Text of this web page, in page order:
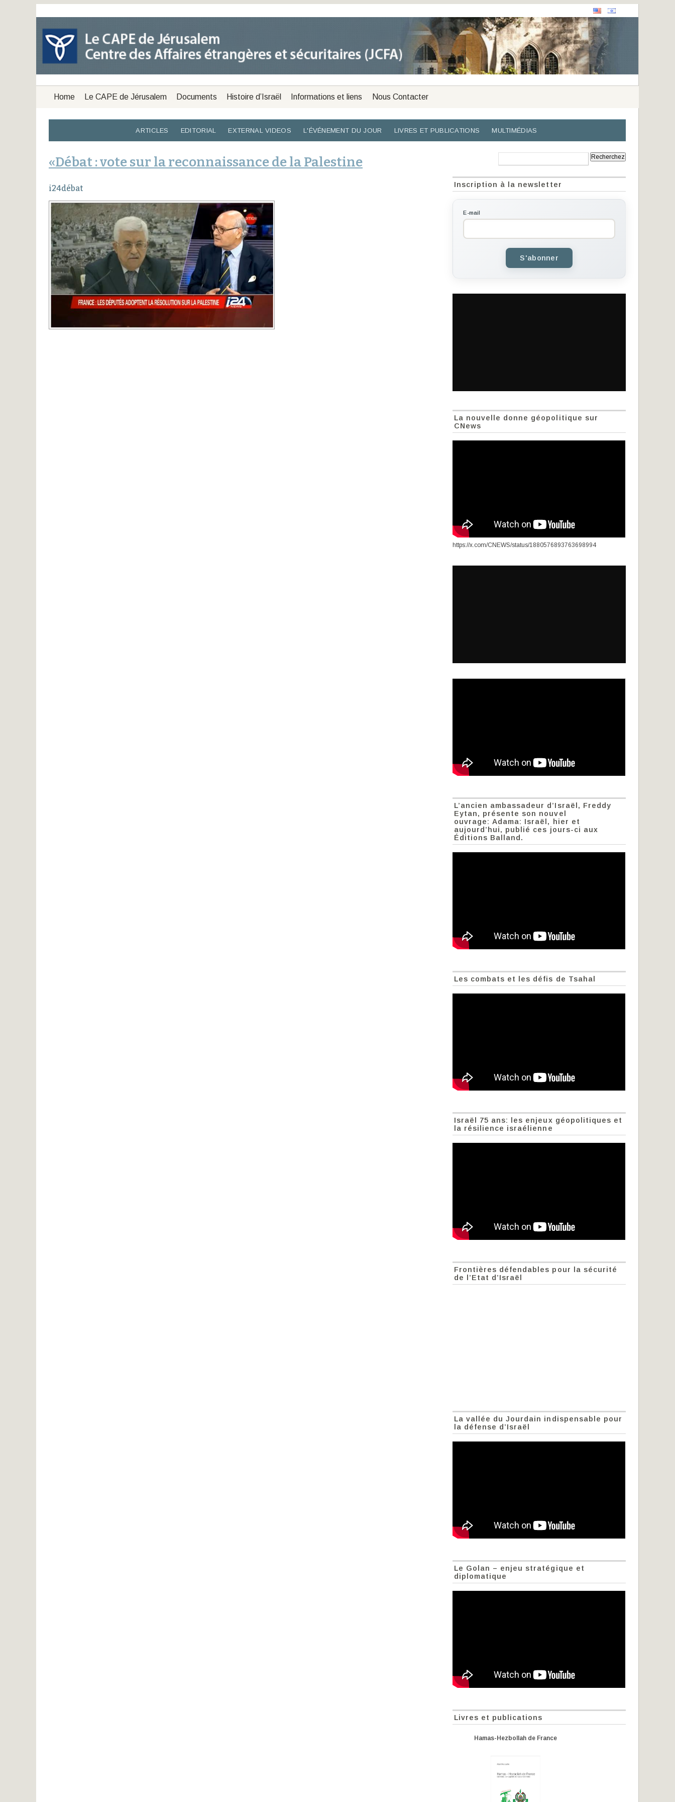
Home Le CAPE de Jérusalem Documents Histoire d’Israël Informations et liens Nous Contacter
ARTICLES EDITORIAL EXTERNAL VIDEOS L'ÉVÉNEMENT DU JOUR LIVRES ET PUBLICATIONS MULTIMÉDIAS
«Débat : vote sur la reconnaissance de la Palestine
i24débat Inscription à la newsletter
E-mail
S'abonner
La nouvelle donne géopolitique sur
CNews
https://x.com/CNEWS/status/1880576893763698994
L’ancien ambassadeur d’Israël, Freddy
Eytan, présente son nouvel
ouvrage: Adama: Israël, hier et
aujourd’hui, publié ces jours-ci aux
Éditions Balland.
Les combats et les défis de Tsahal
Israël 75 ans: les enjeux géopolitiques et
la résilience israélienne
Frontières défendables pour la sécurité
de l’Etat d’Israël
La vallée du Jourdain indispensable pour
la défense d’Israël
Le Golan – enjeu stratégique et
diplomatique
Livres et publications
Hamas-Hezbollah de France